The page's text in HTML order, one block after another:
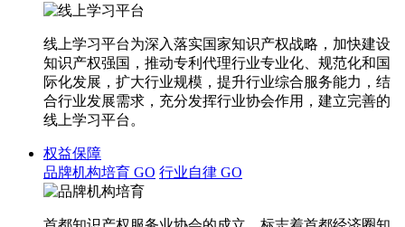
线上学习平台为深入落实国家知识产权战略，加快建设
知识产权强国，推动专利代理行业专业化、规范化和国
际化发展，扩大行业规模，提升行业综合服务能力，结
合行业发展需求，充分发挥行业协会作用，建立完善的
线上学习平台。
权益保障
品牌机构培育 GO 行业自律 GO